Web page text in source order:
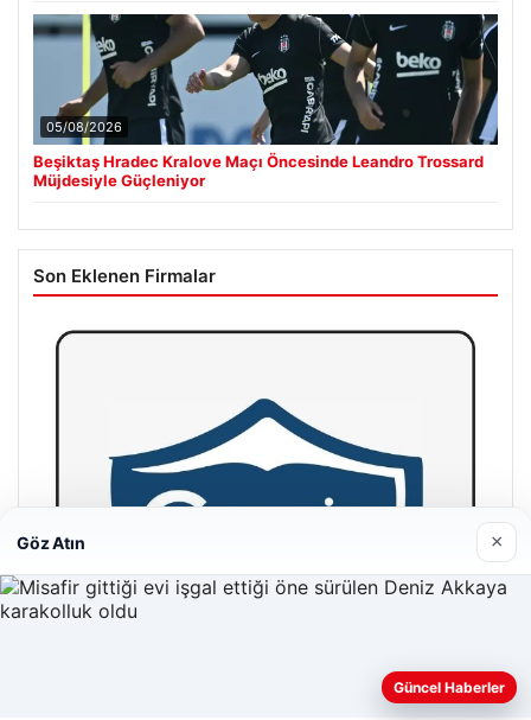
05/08/2026
Beşiktaş Hradec Kralove Maçı Öncesinde Leandro Trossard
Müjdesiyle Güçleniyor
Son Eklenen Firmalar
Web sitemizi nasıl kullandığınızı daha iyi anlayabilmek,
Göz Atın ×
Güncel Haberler